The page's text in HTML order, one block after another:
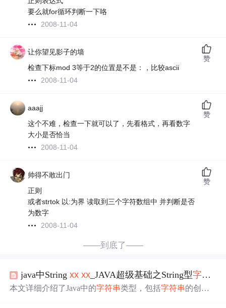
要么就for循环判断一下咯
2008-11-04
让你望见影子的墙
检查下标mod 3等于2的位置是不是：，比较ascii
2008-11-04
赞
aaajj
这个不难，检查一下就可以了，先看格式，再看数字
大小是否恰当
2008-11-04
赞
帅得不敢出门
正则
或者strtok 以:为界 读取到三个字符数组中 并判断是否
为数字
2008-11-04
赞
——到底了——
java中Stringxx xx _JAVA超级基础之String型字符串
本文详细介绍了Java中的字符串类型，包括字符串的创建